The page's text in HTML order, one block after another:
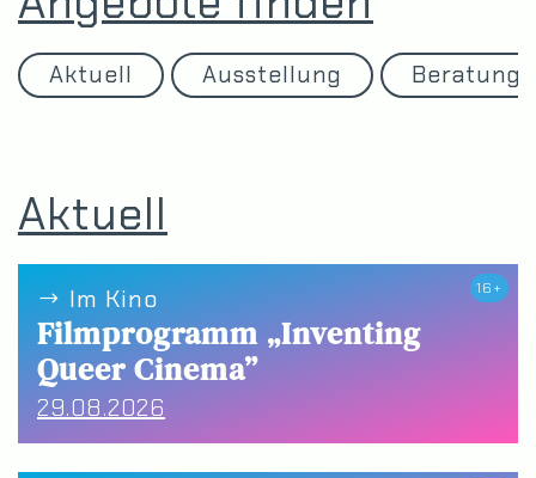
Aktuell Ausstellung Beratung
Aktuell
Im Kino
Filmprogramm „Inventing
Queer Cinema”
29.08.2026
16+